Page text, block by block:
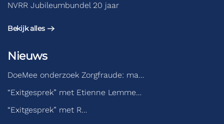
NVRR Jubileumbundel 20 jaar
Bekijk alles
Nieuws
DoeMee onderzoek Zorgfraude: ma…
“Exitgesprek” met Etienne Lemme…
“Exitgesprek” met R…